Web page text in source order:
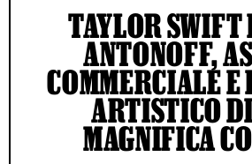
TAYLOR SWIFT
ANTONOFF,
COMMERCIALE E
ARTISTICO
MAGNIFICA